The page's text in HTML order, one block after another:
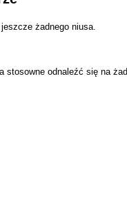
żadnego niusa.
stosowne odnaleźć się na